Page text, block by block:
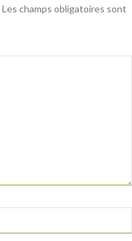
Les champs obligatoires sont